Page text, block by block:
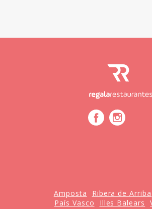
Amposta Ribera de Arriba
País Vasco
Illes Balears